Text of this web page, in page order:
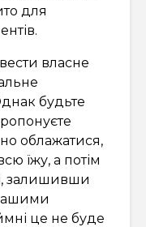
для
власне
будьте
облажатися,
їжу, а потім
залишивши
це не буде